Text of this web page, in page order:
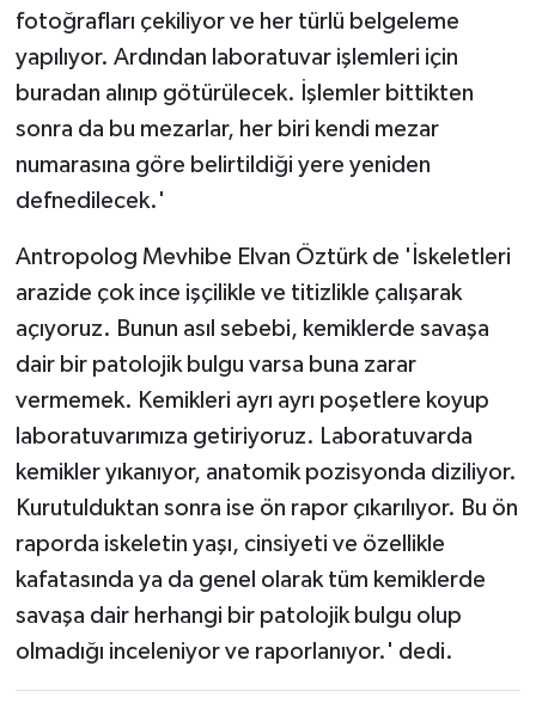
fotoğrafları çekiliyor ve her türlü belgeleme
yapılıyor. Ardından laboratuvar işlemleri için
buradan alınıp götürülecek. İşlemler bittikten
sonra da bu mezarlar, her biri kendi mezar
numarasına göre belirtildiği yere yeniden
defnedilecek.'
Antropolog Mevhibe Elvan Öztürk de 'İskeletleri
arazide çok ince işçilikle ve titizlikle çalışarak
açıyoruz. Bunun asıl sebebi, kemiklerde savaşa
dair bir patolojik bulgu varsa buna zarar
vermemek. Kemikleri ayrı ayrı poşetlere koyup
laboratuvarımıza getiriyoruz. Laboratuvarda
kemikler yıkanıyor, anatomik pozisyonda diziliyor.
Kurutulduktan sonra ise ön rapor çıkarılıyor. Bu ön
raporda iskeletin yaşı, cinsiyeti ve özellikle
kafatasında ya da genel olarak tüm kemiklerde
savaşa dair herhangi bir patolojik bulgu olup
olmadığı inceleniyor ve raporlanıyor.' dedi.